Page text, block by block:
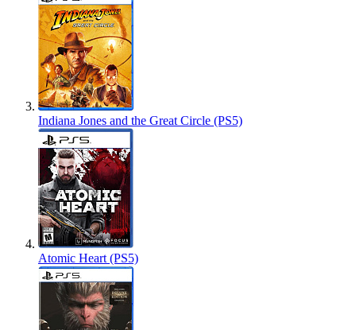
Indiana Jones and the Great Circle (PS5)
Atomic Heart (PS5)